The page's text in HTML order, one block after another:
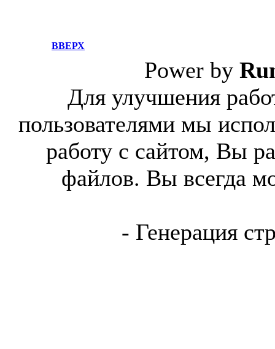
ВВЕРХ
Power by
Для улучшения
пользователями мы
работу с сайтом, Вы
файлов. Вы всегда
- Генерация